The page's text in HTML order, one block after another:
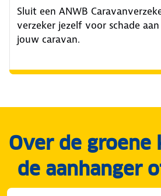
Sluit een ANWB
verzeker jezelf voor schade
jouw caravan.
Over de groene
de aanhanger